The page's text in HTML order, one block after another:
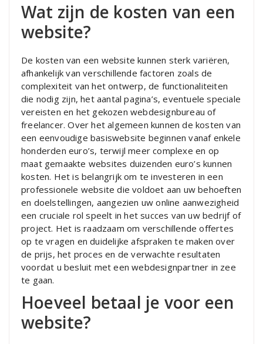
Wat zijn de kosten van een
website?
De kosten van een website kunnen sterk variëren,
afhankelijk van verschillende factoren zoals de
complexiteit van het ontwerp, de functionaliteiten
die nodig zijn, het aantal pagina’s, eventuele speciale
vereisten en het gekozen webdesignbureau of
freelancer. Over het algemeen kunnen de kosten van
een eenvoudige basiswebsite beginnen vanaf enkele
honderden euro’s, terwijl meer complexe en op
maat gemaakte websites duizenden euro’s kunnen
kosten. Het is belangrijk om te investeren in een
professionele website die voldoet aan uw behoeften
en doelstellingen, aangezien uw online aanwezigheid
een cruciale rol speelt in het succes van uw bedrijf of
project. Het is raadzaam om verschillende offertes
op te vragen en duidelijke afspraken te maken over
de prijs, het proces en de verwachte resultaten
voordat u besluit met een webdesignpartner in zee
te gaan.
Hoeveel betaal je voor een
website?